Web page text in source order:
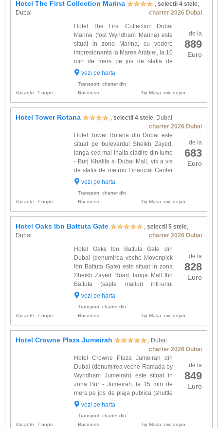
Hotel The First Collection Marina , selectii 4 stele,
Dubai
charter 2026 Dubai
de la
889
Euro
Hotel The First Collection Dubai
Marina (fost Wyndham Marina) este
situat in zona Marina, cu vedere
impresionanta la Marea Arabiei, la 10
min de mers pe jos de statia de
metrou si tramvai JLT si ofera legaturi
centre comerciale s...
vezi pe harta
Vacante: 7 nopti
Transport: charter din
Bucuresti
Tip Masa: mic dejun
Hotel Tower Rotana , selectii 4 stele, Dubai
charter 2026 Dubai
de la
683
Euro
Hotel Tower Rotana din Dubai este
situat pe bulevardul Sheikh Zayed,
langa cea mai inalta cladire din lume
- Burj Khalifa si Dubai Mall, vis a vis
de statia de metrou Financial Center
si la numai 12km de Aeroportul
Jumeirah. Com...
vezi pe harta
Vacante: 7 nopti
Transport: charter din
Bucuresti
Tip Masa: mic dejun
Hotel Oaks Ibn Battuta Gate , selectii 5 stele,
Dubai
charter 2026 Dubai
de la
828
Euro
Hotel Oaks Ibn Battuta Gate din
Dubai (denumirea veche Movenpick
Ibn Battuta Gate) este situat in zona
Sheikh Zayed Road, langa Mall Ibn
Battuta (sapte malluri intr-unul
singur), la 10 minute de mers cu
is la aprox 30 min de mers ...
vezi pe harta
Vacante: 7 nopti
Transport: charter din
Bucuresti
Tip Masa: mic dejun
Hotel Crowne Plaza Jumeirah
, Dubai
charter 2026 Dubai
de la
849
Euro
Hotel Crowne Plaza Jumeirah din
Dubai (denumirea veche Ramada by
Wyndham Jumeirah) este situat in
zona Bur - Jumeirah, la 15 min de
mers pe jos de plaja publica (shuttle
la plaja si la malluri). Cele 252
proprie, uscator de par, ...
vezi pe harta
Vacante: 7 nopti
Transport: charter din
Bucuresti
Tip Masa: mic dejun